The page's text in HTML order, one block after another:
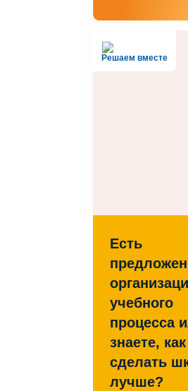
Решаем вместе
Есть
учебного
процесса
знаете, как
сделать
лучше?